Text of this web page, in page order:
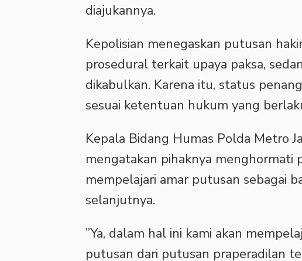
diajukannya.
‎Kepolisian menegaskan putusan
prosedural terkait upaya paksa,
dikabulkan. Karena itu, status
sesuai ketentuan hukum yang
‎Kepala Bidang Humas Polda Metro
mengatakan pihaknya menghormati
mempelajari amar putusan sebagai
selanjutnya.
‎”Ya, dalam hal ini kami akan
putusan dari putusan praperadilan